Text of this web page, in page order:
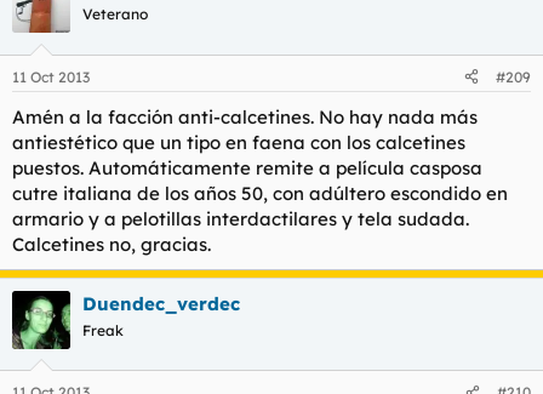
Veterano
11 Oct 2013 #209
Amén a la facción anti-calcetines. No hay nada más
antiestético que un tipo en faena con los calcetines
puestos. Automáticamente remite a película casposa
cutre italiana de los años 50, con adúltero escondido en
armario y a pelotillas interdactilares y tela sudada.
Calcetines no, gracias.
Duendec_verdec
Freak